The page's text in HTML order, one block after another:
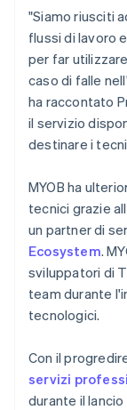
"Siamo riusciti
flussi di lavoro
per far
caso di falle
ha raccontato
il servizio
destinare i
MYOB ha
tecnici grazie
un partner di
Ecosystem.
sviluppatori di
team durante
tecnologici.
Con il
servizi
durante il